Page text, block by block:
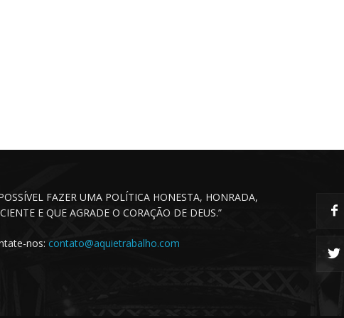
FAZER UMA POLÍTICA HONESTA, HONRADA,
E QUE AGRADE O CORAÇÃO DE DEUS.”
nos: contato@aquietrabalho.com